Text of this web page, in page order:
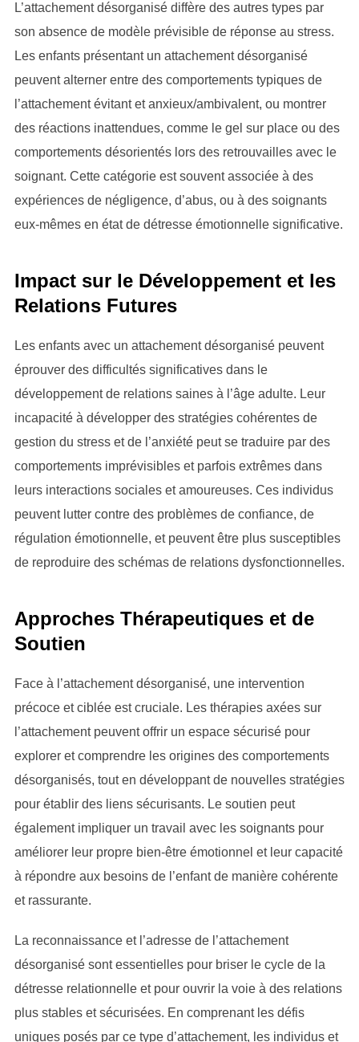
L’attachement désorganisé diffère des autres types par
son absence de modèle prévisible de réponse au stress.
Les enfants présentant un attachement désorganisé
peuvent alterner entre des comportements typiques de
l’attachement évitant et anxieux/ambivalent, ou montrer
des réactions inattendues, comme le gel sur place ou des
comportements désorientés lors des retrouvailles avec le
soignant. Cette catégorie est souvent associée à des
expériences de négligence, d’abus, ou à des soignants
eux-mêmes en état de détresse émotionnelle significative.
Impact sur le Développement et les
Relations Futures
Les enfants avec un attachement désorganisé peuvent
éprouver des difficultés significatives dans le
développement de relations saines à l’âge adulte. Leur
incapacité à développer des stratégies cohérentes de
gestion du stress et de l’anxiété peut se traduire par des
comportements imprévisibles et parfois extrêmes dans
leurs interactions sociales et amoureuses. Ces individus
peuvent lutter contre des problèmes de confiance, de
régulation émotionnelle, et peuvent être plus susceptibles
de reproduire des schémas de relations dysfonctionnelles.
Approches Thérapeutiques et de
Soutien
Face à l’attachement désorganisé, une intervention
précoce et ciblée est cruciale. Les thérapies axées sur
l’attachement peuvent offrir un espace sécurisé pour
explorer et comprendre les origines des comportements
désorganisés, tout en développant de nouvelles stratégies
pour établir des liens sécurisants. Le soutien peut
également impliquer un travail avec les soignants pour
améliorer leur propre bien-être émotionnel et leur capacité
à répondre aux besoins de l’enfant de manière cohérente
et rassurante.
La reconnaissance et l’adresse de l’attachement
désorganisé sont essentielles pour briser le cycle de la
détresse relationnelle et pour ouvrir la voie à des relations
plus stables et sécurisées. En comprenant les défis
uniques posés par ce type d’attachement, les individus et